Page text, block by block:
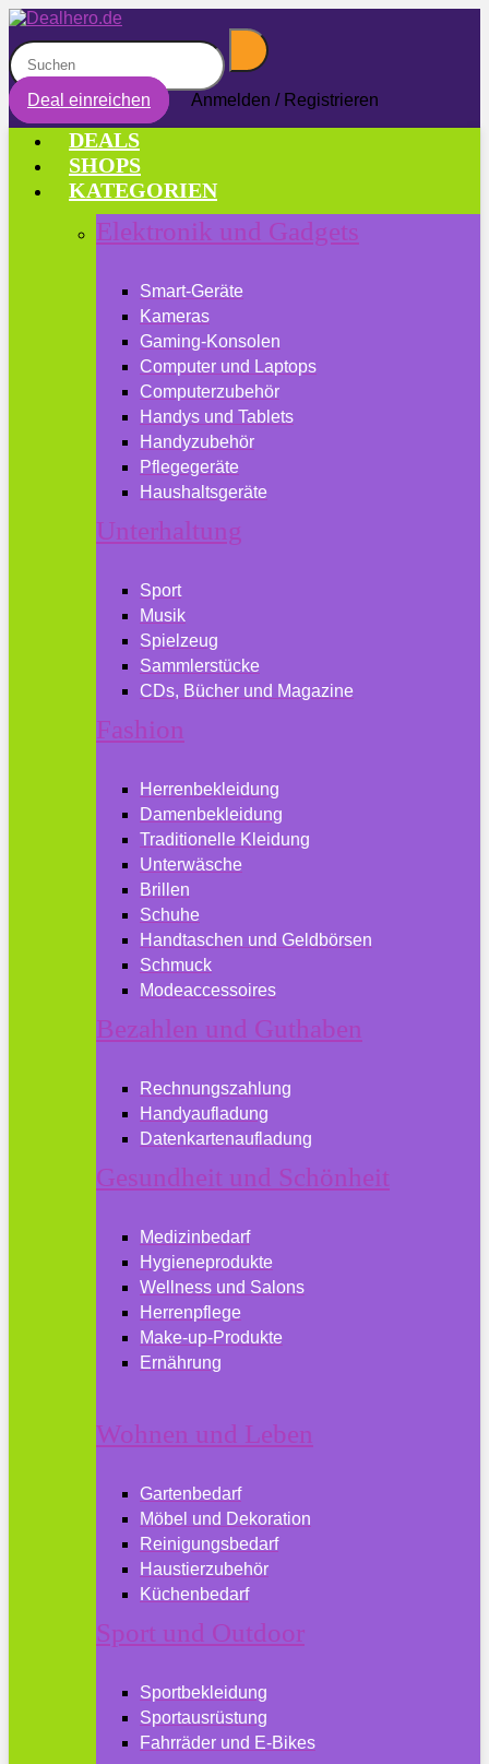
Deal einreichen Anmelden / Registrieren
DEALS
SHOPS
KATEGORIEN
Elektronik und Gadgets
Smart-Geräte
Kameras
Gaming-Konsolen
Computer und Laptops
Computerzubehör
Handys und Tablets
Handyzubehör
Pflegegeräte
Haushaltsgeräte
Unterhaltung
Sport
Musik
Spielzeug
Sammlerstücke
CDs, Bücher und Magazine
Fashion
Herrenbekleidung
Damenbekleidung
Traditionelle Kleidung
Unterwäsche
Brillen
Schuhe
Handtaschen und Geldbörsen
Schmuck
Modeaccessoires
Bezahlen und Guthaben
Rechnungszahlung
Handyaufladung
Datenkartenaufladung
Gesundheit und Schönheit
Medizinbedarf
Hygieneprodukte
Wellness und Salons
Herrenpflege
Make-up-Produkte
Ernährung
Wohnen und Leben
Gartenbedarf
Möbel und Dekoration
Reinigungsbedarf
Haustierzubehör
Küchenbedarf
Sport und Outdoor
Sportbekleidung
Sportausrüstung
Fahrräder und E-Bikes